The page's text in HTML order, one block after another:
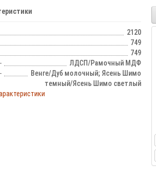
2120
749
749
ЛДСП/Рамочный МДФ
Венге/Дуб молочный; Ясень Шимо
темный/Ясень Шимо светлый